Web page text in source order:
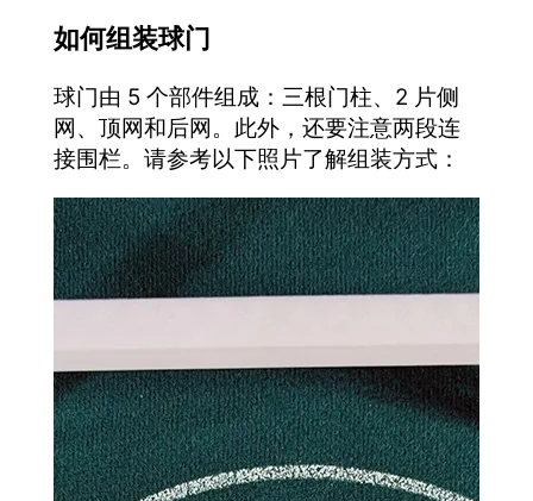
如何组装球门
球门由 5 个部件组成：三根门柱、2 片侧
网、顶网和后网。此外，还要注意两段连
接围栏。请参考以下照片了解组装方式：